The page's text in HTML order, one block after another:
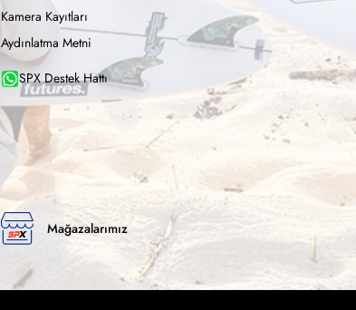
Kamera Kayıtları
Aydınlatma Metni
SPX Destek Hattı
Mağazalarımız